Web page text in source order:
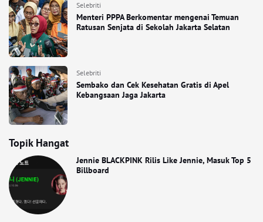
Selebriti
Menteri PPPA Berkomentar mengenai Temuan
Ratusan Senjata di Sekolah Jakarta Selatan
Selebriti
Sembako dan Cek Kesehatan Gratis di Apel
Kebangsaan Jaga Jakarta
Topik Hangat
Jennie BLACKPINK Rilis Like Jennie, Masuk Top 5
Billboard